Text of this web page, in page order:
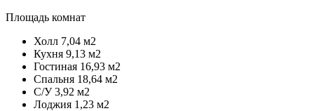
Площадь комнат
Холл 7,04 м2
Кухня 9,13 м2
Гостиная 16,93 м2
Спальня 18,64 м2
С/У 3,92 м2
Лоджия 1,23 м2